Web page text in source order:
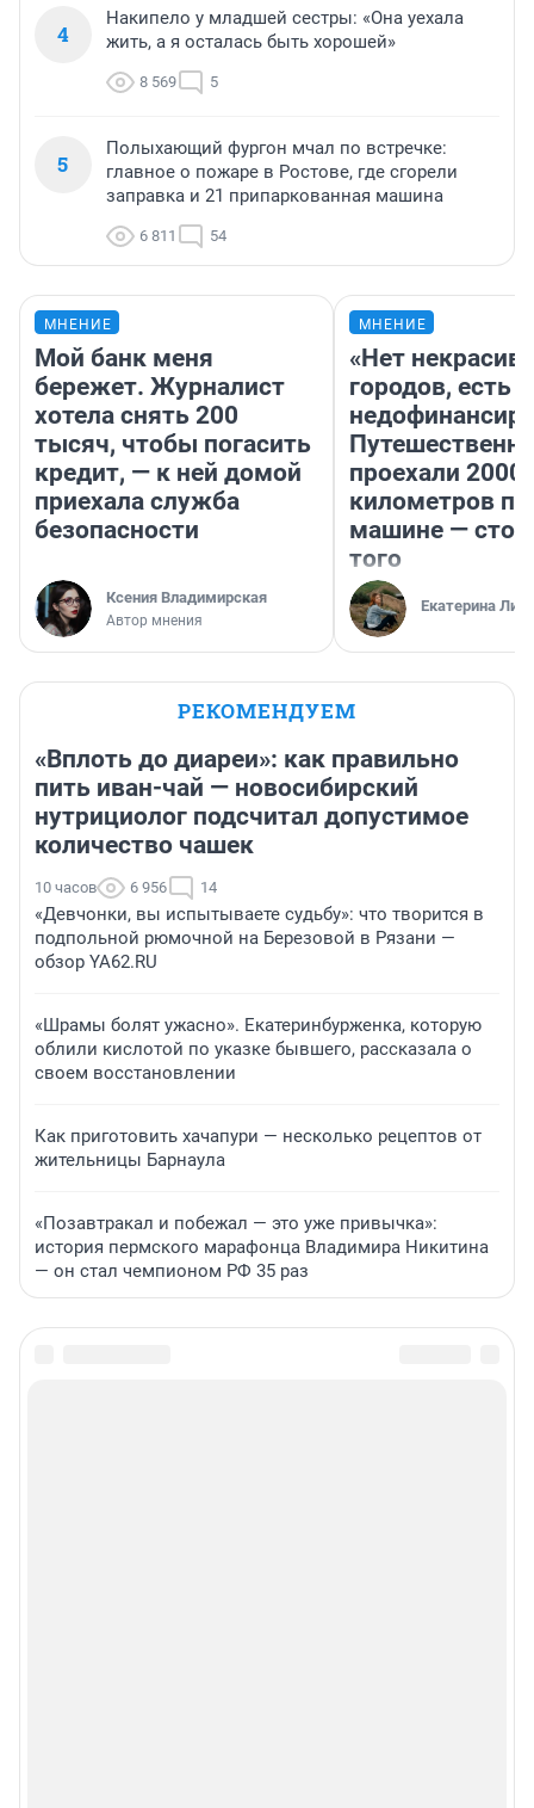
4
Накипело у младшей сестры: «Она уехала
жить, а я осталась быть хорошей»
8 569 5
5
Полыхающий фургон мчал по встречке:
главное о пожаре в Ростове, где сгорели
заправка и 21 припаркованная машина
6 811 54
МНЕНИЕ
Мой банк меня
бережет. Журналист
хотела снять 200
тысяч, чтобы погасить
кредит, — к ней домой
приехала служба
безопасности
Ксения Владимирская
Автор мнения
МНЕНИЕ
«Нет
городов, есть
проехали 2000
километров по
машине —
того
Екатерина
РЕКОМЕНДУЕМ
«Вплоть до диареи»: как правильно
пить иван-чай — новосибирский
нутрициолог подсчитал допустимое
количество чашек
10 часов 6 956 14
«Девчонки, вы испытываете судьбу»: что творится в
подпольной рюмочной на Березовой в Рязани —
обзор YA62.RU
«Шрамы болят ужасно». Екатеринбурженка, которую
облили кислотой по указке бывшего, рассказала о
своем восстановлении
Как приготовить хачапури — несколько рецептов от
жительницы Барнаула
«Позавтракал и побежал — это уже привычка»:
история пермского марафонца Владимира Никитина
— он стал чемпионом РФ 35 раз